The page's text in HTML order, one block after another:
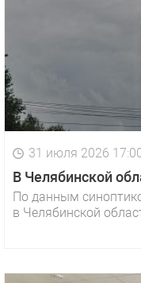
31 июля 2026
В Челябинской
По данным
в Челябинской